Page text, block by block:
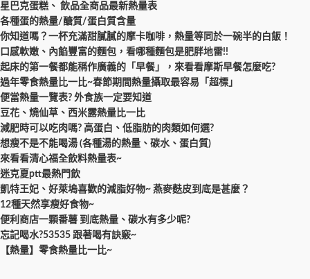
星巴克蛋糕、 飲品全商品最新熱量表
各種蛋的熱量/醣質/蛋白質含量
你知道嗎？一杯充滿甜膩膩的摩卡咖啡，熱量等同於一碗半的白飯！
口感軟嫩、內餡豐富的麵包，看哪種麵包是肥胖地雷!!
起床的第一餐都能稱作廣義的「早餐」，來看看摩斯早餐怎麼吃?
過年零食熱量比一比~春節期間熱量攝取最容易「超標」
便當熱量一覽表? 外食族一定要知道
豆花、燒仙草、西米露熱量比一比
減肥時可以吃肉嗎? 高蛋白、低脂肪的肉類如何選?
想瘦不是不能喝湯 (各種湯的熱量、碳水、蛋白質)
來看看清心福全飲料熱量表~
迷克夏ptt最熱門飲
凱特王妃、好萊塢喜歡的減脂好物~ 燕麥麩皮到底是甚麼？
12種天然享瘦好食物~
便利商店一顆番薯 到底熱量、碳水有多少呢?
忘記喝水?53535 跟著喝有訣竅~
【熱量】零食熱量比一比~